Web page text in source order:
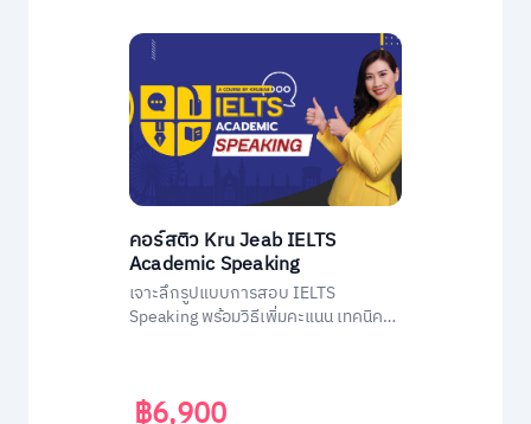
คอร์สติว Kru Jeab IELTS
Academic Speaking
เจาะลึกรูปแบบการสอบ IELTS
Speaking พร้อมวิธีเพิ่มคะแนน เทคนิค